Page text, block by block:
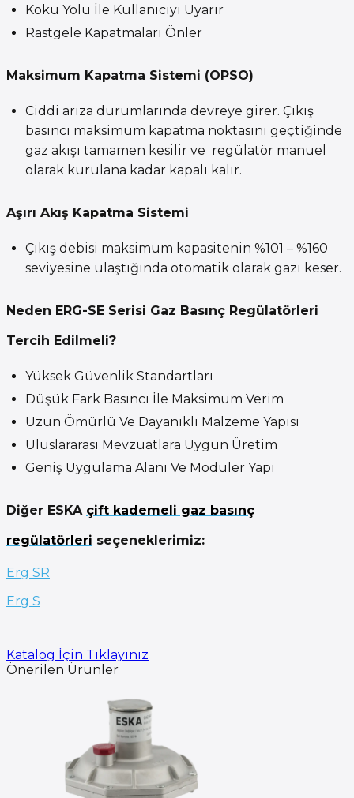
Koku Yolu İle Kullanıcıyı Uyarır
Rastgele Kapatmaları Önler
Maksimum Kapatma Sistemi (OPSO)
Ciddi arıza durumlarında devreye girer. Çıkış
basıncı maksimum kapatma noktasını geçtiğinde
gaz akışı tamamen kesilir ve regülatör manuel
olarak kurulana kadar kapalı kalır.
Aşırı Akış Kapatma Sistemi
Çıkış debisi maksimum kapasitenin %101 – %160
seviyesine ulaştığında otomatik olarak gazı keser.
Neden ERG-SE Serisi Gaz Basınç Regülatörleri
Tercih Edilmeli?
Yüksek Güvenlik Standartları
Düşük Fark Basıncı İle Maksimum Verim
Uzun Ömürlü Ve Dayanıklı Malzeme Yapısı
Uluslararası Mevzuatlara Uygun Üretim
Geniş Uygulama Alanı Ve Modüler Yapı
Diğer ESKA çift kademeli gaz basınç
regülatörleri seçeneklerimiz:
Erg SR
Erg S
Katalog İçin Tıklayınız
Önerilen Ürünler